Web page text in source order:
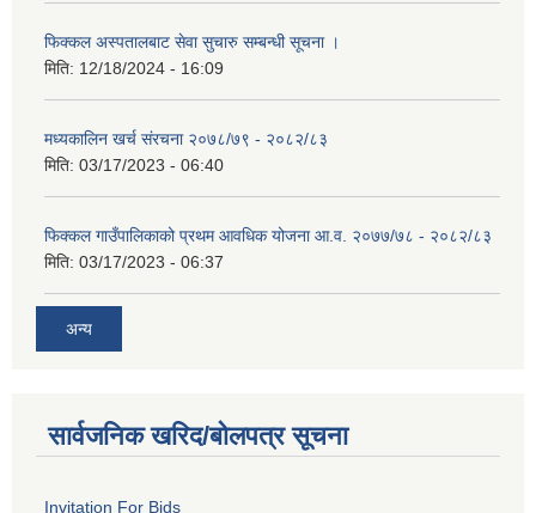
फिक्कल अस्पतालबाट सेवा सुचारु सम्बन्धी सूचना ।
मिति: 12/18/2024 - 16:09
मध्यकालिन खर्च संरचना २०७८/७९ - २०८२/८३
मिति: 03/17/2023 - 06:40
फिक्कल गाउँपालिकाको प्रथम आवधिक योजना आ.व. २०७७/७८ - २०८२/८३
मिति: 03/17/2023 - 06:37
अन्य
सार्वजनिक खरिद/बोलपत्र सूचना
Invitation For Bids